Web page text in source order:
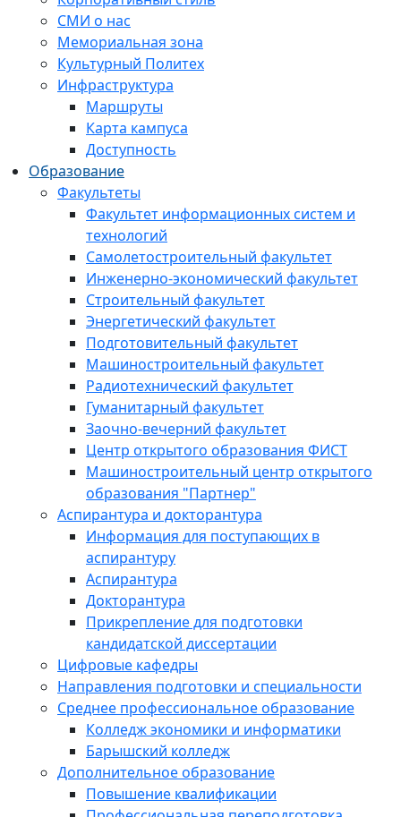
СМИ о нас
Мемориальная зона
Культурный Политех
Инфраструктура
Маршруты
Карта кампуса
Доступность
Образование
Факультеты
Факультет информационных систем и
технологий
Самолетостроительный факультет
Инженерно-экономический факультет
Строительный факультет
Энергетический факультет
Подготовительный факультет
Машиностроительный факультет
Радиотехнический факультет
Гуманитарный факультет
Заочно-вечерний факультет
Центр открытого образования ФИСТ
Машиностроительный центр открытого
образования "Партнер"
Аспирантура и докторантура
Информация для поступающих в
аспирантуру
Аспирантура
Докторантура
Прикрепление для подготовки
кандидатской диссертации
Цифровые кафедры
Направления подготовки и специальности
Среднее профессиональное образование
Колледж экономики и информатики
Барышский колледж
Дополнительное образование
Повышение квалификации